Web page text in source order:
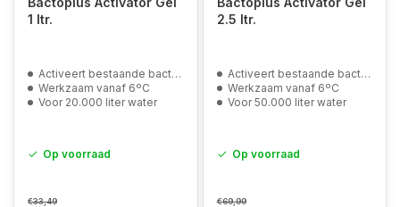
1 ltr.
Activeert bestaande bacteriën in de vijver en het filter
Werkzaam vanaf 6ºC
Voor 20.000 liter water
Op voorraad
€33,49
2.5 ltr.
Activeert bestaande bacteriën in de vijver en het filter
Werkzaam vanaf 6ºC
Voor 50.000 liter water
Op voorraad
€69,99